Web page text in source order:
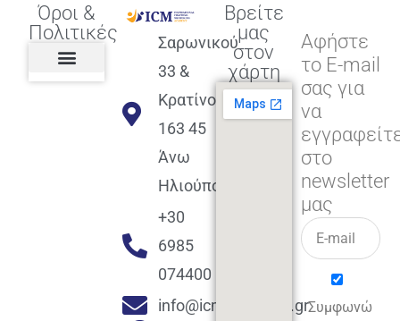
Όροι &
Πολιτικές
Σαρωνικού
33 &
Κρατίνου
163 45
Άνω
Ηλιούπολη
+30
6985
074400
info@icmacademy.gr
Βρείτε
μας
στον
χάρτη
Αφήστε
το E-mail
σας για
να
στο
newsletter
μας
Συμφωνώ